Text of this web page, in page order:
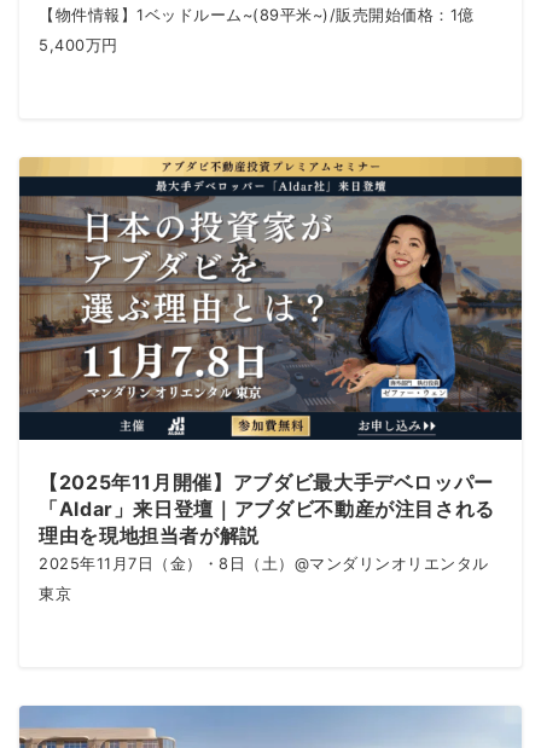
【物件情報】1ベッドルーム~(89平米~)/販売開始価格：1億
5,400万円
【2025年11月開催】アブダビ最大手デベロッパー
「Aldar」来日登壇｜アブダビ不動産が注目される
理由を現地担当者が解説
2025年11月7日（金）・8日（土）@マンダリンオリエンタル
東京